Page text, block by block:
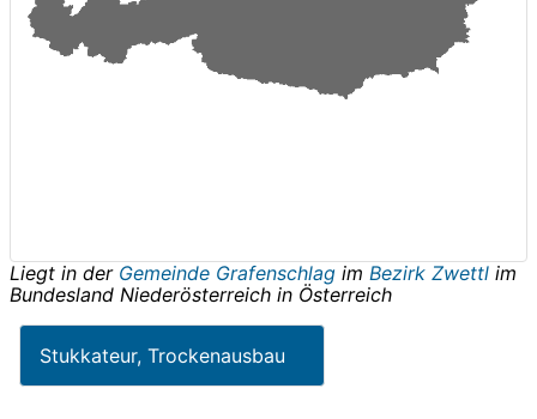
Liegt in der Gemeinde Grafenschlag im Bezirk Zwettl im
Bundesland Niederösterreich in Österreich
Stukkateur, Trockenausbau